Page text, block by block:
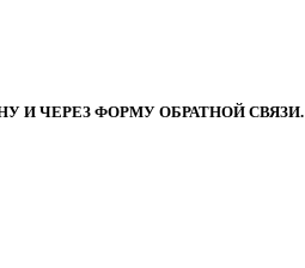
И ЧЕРЕЗ ФОРМУ ОБРАТНОЙ СВЯЗИ.